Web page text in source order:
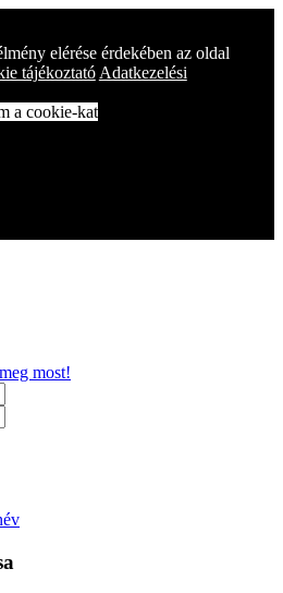
elérése érdekében az oldal
tájékoztató Adatkezelési
a cookie-kat
most!